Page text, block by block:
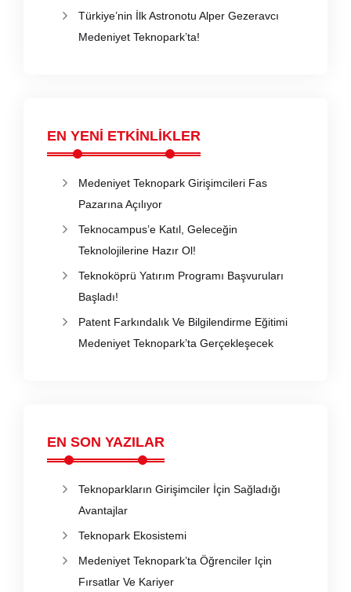
Türkiye’nin İlk Astronotu Alper Gezeravcı
Medeniyet Teknopark’ta!
EN YENİ ETKİNLİKLER
Medeniyet Teknopark Girişimcileri Fas
Pazarına Açılıyor
Teknocampus’e Katıl, Geleceğin
Teknolojilerine Hazır Ol!
Teknoköprü Yatırım Programı Başvuruları
Başladı!
Patent Farkındalık Ve Bilgilendirme Eğitimi
Medeniyet Teknopark’ta Gerçekleşecek
EN SON YAZILAR
Teknoparkların Girişimciler İçin Sağladığı
Avantajlar
Teknopark Ekosistemi
Medeniyet Teknopark’ta Öğrenciler Için
Fırsatlar Ve Kariyer